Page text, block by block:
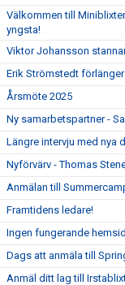
Välkommen till
yngsta!
Viktor Johansson
Erik Strömstedt
Årsmöte 2025
Ny samarbetspartner -
Längre intervju med nya
Nyförvärv - Thomas
Anmälan till
Framtidens ledare!
Ingen fungerande
Dags att anmäla till
Anmäl ditt lag till